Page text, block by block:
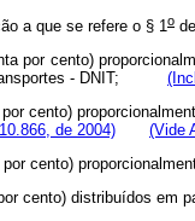
a que se refere o § 1o
por cento)
- DNIT;
por cento)
de 2004)
(Vide
por cento)
cento) distribuídos em